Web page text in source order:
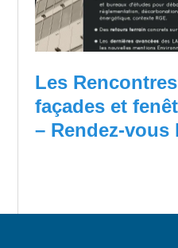
Les
façades et
– Rendez-vous